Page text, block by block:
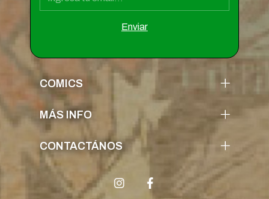
COMICS
MÁS INFO
CONTACTÁNOS